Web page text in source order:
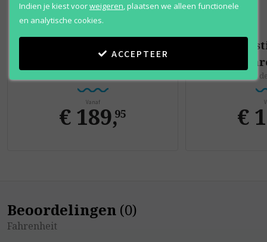
Fahrenheit
Vanaf
€ 189,95
Eau
€
Beoordelingen (0)
Fahrenheit
Indien je kiest voorweigeren,plaatsen we alleen functionele
en analytische cookies.
ACCEPTEER